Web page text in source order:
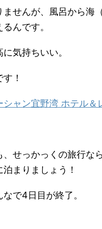
ませんが、風呂から海
んです。
気持ちいい。
！
シャン宜野湾 ホテル＆
、せっかっくの旅行な
まりましょう！
で4日目が終了。